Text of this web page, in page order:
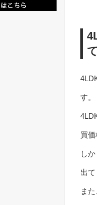
て
す。
買価
し
出て
ま